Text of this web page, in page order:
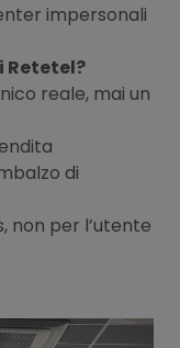
impersonali
Retetel?
reale, mai un
di
non per l’utente